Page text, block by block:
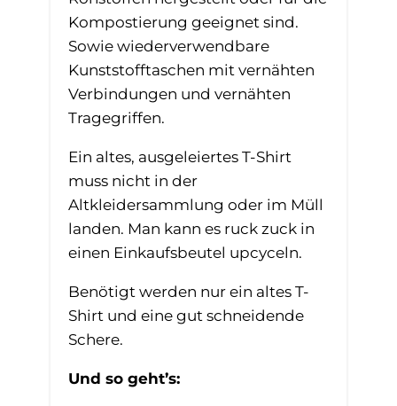
Kompostierung geeignet sind.
Sowie wiederverwendbare
Kunststofftaschen mit vernähten
Verbindungen und vernähten
Tragegriffen.
Ein altes, ausgeleiertes T-Shirt
muss nicht in der
Altkleidersammlung oder im Müll
landen. Man kann es ruck zuck in
einen Einkaufsbeutel upcyceln.
Benötigt werden nur ein altes T-
Shirt und eine gut schneidende
Schere.
Und so geht’s: